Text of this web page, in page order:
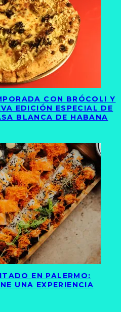
CON BRÓCOLI Y
EDICIÓN ESPECIAL DE
BLANCA DE HABANA
EN PALERMO:
UNA EXPERIENCIA